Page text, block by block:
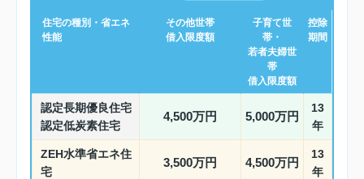
住宅の種別・省エネ
性能
その他世帯
借入限度額
子育て世
帯・
若者夫婦世
帯
借入限度額
控除
期間
認定長期優良住宅
認定低炭素住宅
4,500万円 5,000万円
13
年
ZEH水準省エネ住
宅
3,500万円 4,500万円
13
年